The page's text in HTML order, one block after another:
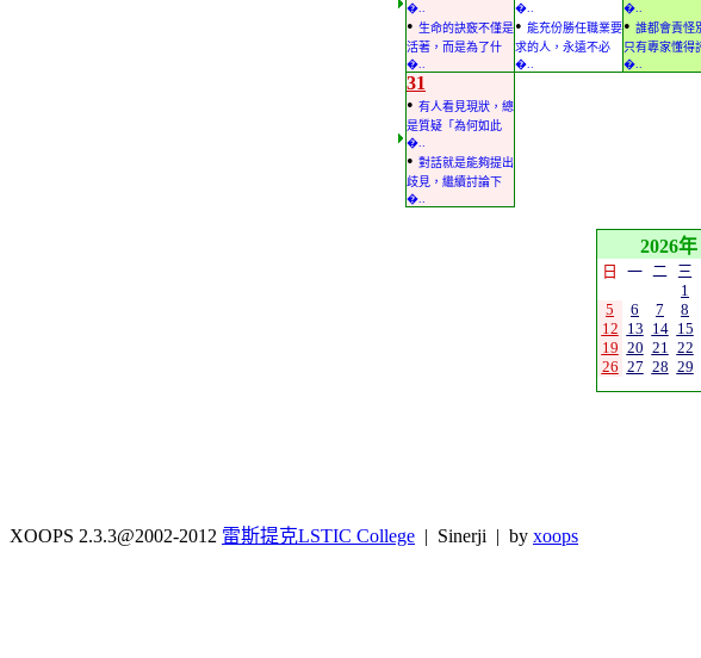
�..
• 生命的訣竅不僅是
活著，而是為了什
�..
�..
• 能充份勝任職業要
求的人，永遠不必
�..
�..
• 誰都會責怪
只有專家懂得
�..
31
• 有人看見現狀，總
是質疑「為何如此
�..
• 對話就是能夠提出
歧見，繼續討論下
�..
2026年
日 一 二 三
1
5
6 7 8
12 13 14 15
19 20 21 22
26 27 28 29
XOOPS 2.3.3@2002-2012 雷斯提克LSTIC College | Sinerji | by xoops